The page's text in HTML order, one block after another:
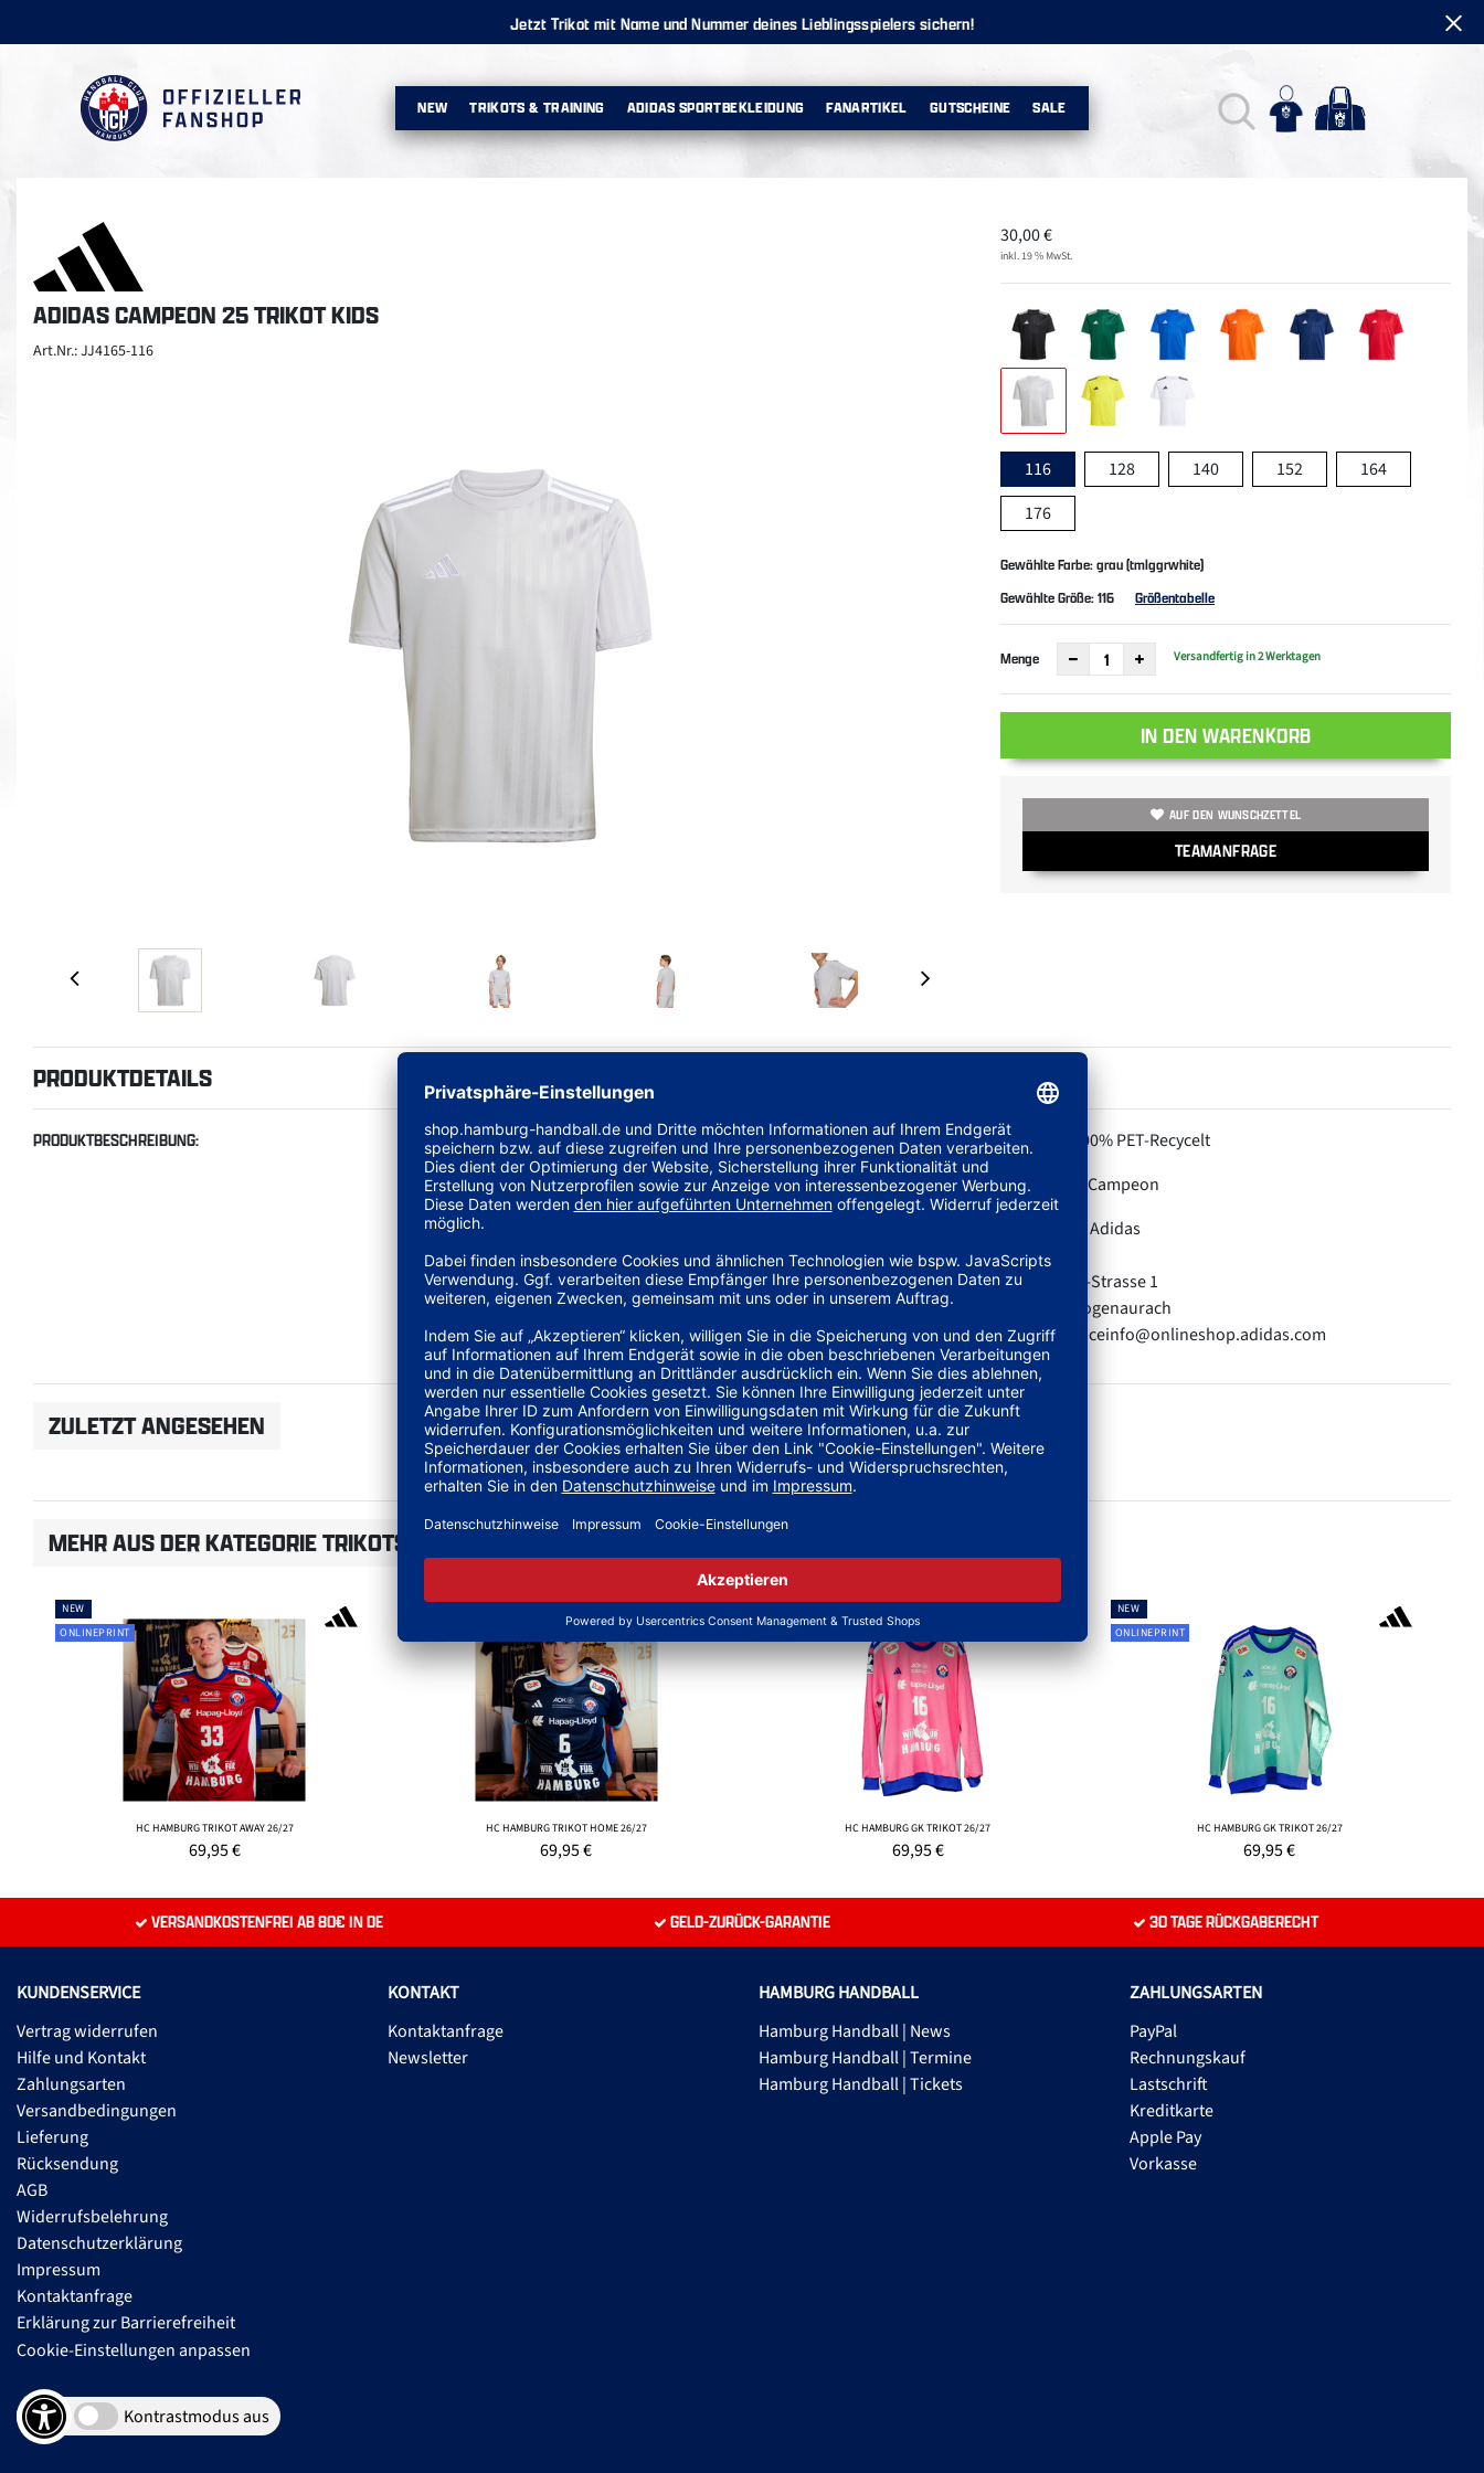
Jetzt Trikot mit Name und Nummer deines Lieblingsspielers sichern!
NEW TRIKOTS & TRAINING ADIDAS SPORTBEKLEIDUNG FANARTIKEL GUTSCHEINE SALE
ADIDAS CAMPEON 25 TRIKOT KIDS
Art.Nr.: JJ4165-116
30,00€
inkl. 19 % MwSt.
116 128 140 152
164
176
Gewählte Farbe: grau (tmlggrwhite)
Gewählte Größe:116 Größentabelle
Menge Versandfertig in 2 Werktagen
IN DEN WARENKORB
AUF DEN WUNSCHZETTEL
TEAMANFRAGE
PRODUKTDETAILS
PRODUKTBESCHREIBUNG: MATERIAL: 100% PET-Recycelt
KOLLEKTION: Campeon
Adidas
adidas AG
Adi-Dassler-Strasse 1
91074 Herzogenaurach
E-Mail: serviceinfo@onlineshop.adidas.com
ZULETZT ANGESEHEN
MEHR AUS DER KATEGORIE TRIKOTS
NEW
ONLINEPRINT
HC HAMBURG TRIKOT AWAY 26/27
69,95€
HC HAMBURG TRIKOT HOME 26/27
69,95€
ONLINEPRINT
HC HAMBURG GK TRIKOT 26/27
69,95€
NEW
ONLINEPRINT
HC HAMBURG GK TRIKOT 26/27
69,95€
VERSANDKOSTENFREI AB 80€ IN DE GELD-ZURÜCK-GARANTIE 30 TAGE RÜCKGABERECHT
KUNDENSERVICE
Vertrag widerrufen
Hilfe und Kontakt
Zahlungsarten
Versandbedingungen
Lieferung
Rücksendung
AGB
Widerrufsbelehrung
Datenschutzerklärung
Impressum
Kontaktanfrage
Erklärung zur Barrierefreiheit
Cookie-Einstellungen anpassen
Kontrastmodus aus
KONTAKT
Kontaktanfrage
Newsletter
HAMBURG HANDBALL
Hamburg Handball | News
Hamburg Handball | Termine
Hamburg Handball | Tickets
ZAHLUNGSARTEN
PayPal
Rechnungskauf
Lastschrift
Kreditkarte
Apple Pay
Vorkasse